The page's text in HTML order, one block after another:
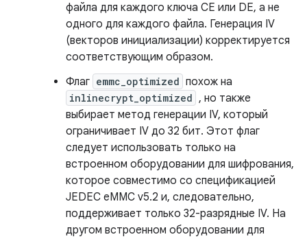
файла для каждого ключа CE или DE, а не
одного для каждого файла. Генерация IV
(векторов инициализации) корректируется
соответствующим образом.
Флаг emmc_optimized похож на
inlinecrypt_optimized , но также
выбирает метод генерации IV, который
ограничивает IV до 32 бит. Этот флаг
следует использовать только на
встроенном оборудовании для шифрования,
которое совместимо со спецификацией
JEDEC eMMC v5.2 и, следовательно,
поддерживает только 32-разрядные IV. На
другом встроенном оборудовании для